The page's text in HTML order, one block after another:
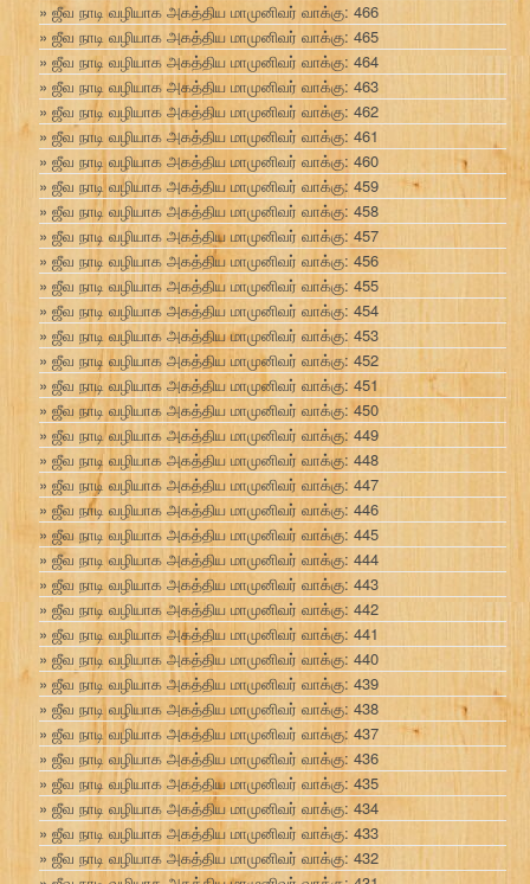
ஜீவ நாடி வழியாக அகத்திய மாமுனிவர் வாக்கு: 466
ஜீவ நாடி வழியாக அகத்திய மாமுனிவர் வாக்கு: 465
ஜீவ நாடி வழியாக அகத்திய மாமுனிவர் வாக்கு: 464
ஜீவ நாடி வழியாக அகத்திய மாமுனிவர் வாக்கு: 463
ஜீவ நாடி வழியாக அகத்திய மாமுனிவர் வாக்கு: 462
ஜீவ நாடி வழியாக அகத்திய மாமுனிவர் வாக்கு: 461
ஜீவ நாடி வழியாக அகத்திய மாமுனிவர் வாக்கு: 460
ஜீவ நாடி வழியாக அகத்திய மாமுனிவர் வாக்கு: 459
ஜீவ நாடி வழியாக அகத்திய மாமுனிவர் வாக்கு: 458
ஜீவ நாடி வழியாக அகத்திய மாமுனிவர் வாக்கு: 457
ஜீவ நாடி வழியாக அகத்திய மாமுனிவர் வாக்கு: 456
ஜீவ நாடி வழியாக அகத்திய மாமுனிவர் வாக்கு: 455
ஜீவ நாடி வழியாக அகத்திய மாமுனிவர் வாக்கு: 454
ஜீவ நாடி வழியாக அகத்திய மாமுனிவர் வாக்கு: 453
ஜீவ நாடி வழியாக அகத்திய மாமுனிவர் வாக்கு: 452
ஜீவ நாடி வழியாக அகத்திய மாமுனிவர் வாக்கு: 451
ஜீவ நாடி வழியாக அகத்திய மாமுனிவர் வாக்கு: 450
ஜீவ நாடி வழியாக அகத்திய மாமுனிவர் வாக்கு: 449
ஜீவ நாடி வழியாக அகத்திய மாமுனிவர் வாக்கு: 448
ஜீவ நாடி வழியாக அகத்திய மாமுனிவர் வாக்கு: 447
ஜீவ நாடி வழியாக அகத்திய மாமுனிவர் வாக்கு: 446
ஜீவ நாடி வழியாக அகத்திய மாமுனிவர் வாக்கு: 445
ஜீவ நாடி வழியாக அகத்திய மாமுனிவர் வாக்கு: 444
ஜீவ நாடி வழியாக அகத்திய மாமுனிவர் வாக்கு: 443
ஜீவ நாடி வழியாக அகத்திய மாமுனிவர் வாக்கு: 442
ஜீவ நாடி வழியாக அகத்திய மாமுனிவர் வாக்கு: 441
ஜீவ நாடி வழியாக அகத்திய மாமுனிவர் வாக்கு: 440
ஜீவ நாடி வழியாக அகத்திய மாமுனிவர் வாக்கு: 439
ஜீவ நாடி வழியாக அகத்திய மாமுனிவர் வாக்கு: 438
ஜீவ நாடி வழியாக அகத்திய மாமுனிவர் வாக்கு: 437
ஜீவ நாடி வழியாக அகத்திய மாமுனிவர் வாக்கு: 436
ஜீவ நாடி வழியாக அகத்திய மாமுனிவர் வாக்கு: 435
ஜீவ நாடி வழியாக அகத்திய மாமுனிவர் வாக்கு: 434
ஜீவ நாடி வழியாக அகத்திய மாமுனிவர் வாக்கு: 433
ஜீவ நாடி வழியாக அகத்திய மாமுனிவர் வாக்கு: 432